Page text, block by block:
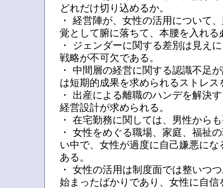
どれだけ切り込めるか。
・ 経営陣が、女性の活用について
覚として腑に落ちて、本腰を入れる
・ ジェンダーに関する差別は見え
戦略が不可欠である。
・ 中間層の経営に関する認識不足
は短期的成果を求められるストレス
・ 出産による離職のハンデを解決
経営設計が求められる。
・ 在宅勤務に関しては、男性から
・ 女性をめぐる職場、家庭、福祉
い中で、女性が過度に自己嫌悪に
ある。
・ 女性の活用は制度面では整いつ
始まったばかりであり、女性に自